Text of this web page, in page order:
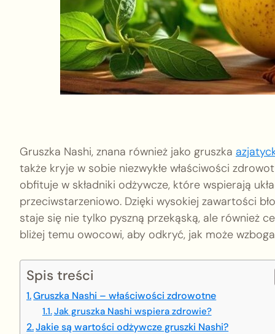
Gruszka Nashi, znana również jako gruszka
także kryje w sobie niezwykłe właściwości
obfituje w składniki odżywcze, które wspierają
przeciwstarzeniowo. Dzięki wysokiej zawartości
staje się nie tylko pyszną przekąską, ale również
bliżej temu owocowi, aby odkryć, jak może
Spis treści
Gruszka Nashi – właściwości zdrowotne
Jak gruszka Nashi wspiera zdrowie?
Jakie są wartości odżywcze gruszki Nashi?